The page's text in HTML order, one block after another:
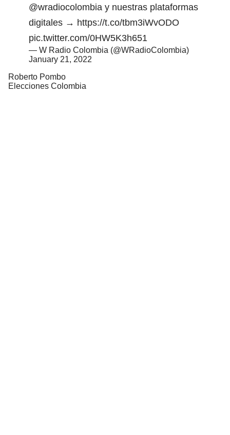
@wradiocolombia y nuestras plataformas
digitales → https://t.co/tbm3iWvODO
pic.twitter.com/0HW5K3h651
— W Radio Colombia (@WRadioColombia)
January 21, 2022
Roberto Pombo
Elecciones Colombia